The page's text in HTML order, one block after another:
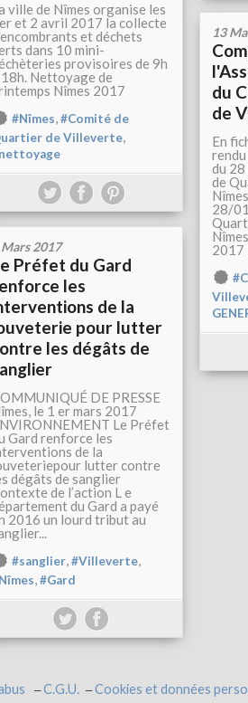
ville de Nîmes organise les
et 2 avril 2017 la collecte
et déchets
dans 10 mini-
provisoires de 9h
Nettoyage de
Nîmes 2017
#Nîmes,#Comité de
de Villeverte,
13
du
de
En
du
de
28/
2017
Mars 2017
Préfet du Gard
les
de la
pour lutter
les dégâts de
DE PRESSE
le 1 er mars 2017
Le Préfet
Gard renforce les
de la
lutter contre
dégâts de sanglier
de l’action L e
du Gard a payé
2016 un lourd tribut au
#sanglier,#Villeverte,
,#Gard
C.G.U. Cookies et données